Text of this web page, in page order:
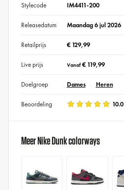
Stylecode IM4411-200
Releasedatum Maandag 6 jul 2026
Retailprijs € 129,99
Live prijs Vanaf€ 119,99
Doelgroep Dames Heren
Beoordeling 10.0
Meer Nike Dunk colorways